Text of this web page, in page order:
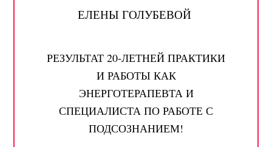
ЕЛЕНЫ ГОЛУБЕВОЙ
РЕЗУЛЬТАТ 20-ЛЕТНЕЙ ПРАКТИКИ
И РАБОТЫ КАК
ЭНЕРГОТЕРАПЕВТА И
СПЕЦИАЛИСТА ПО РАБОТЕ С
ПОДСОЗНАНИЕМ!